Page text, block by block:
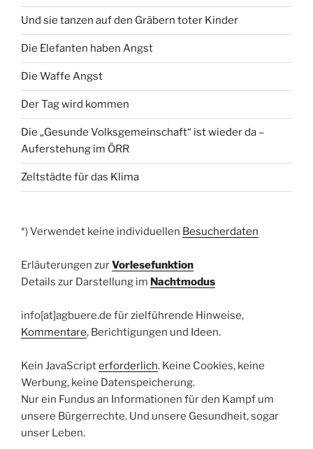
Und sie tanzen auf den Gräbern toter Kinder
Die Elefanten haben Angst
Die Waffe Angst
Der Tag wird kommen
Die „Gesunde Volksgemeinschaft“ ist wieder da –
Auferstehung im ÖRR
Zeltstädte für das Klima
*) Verwendet keine individuellen Besucherdaten
Erläuterungen zurVorlesefunktion
Details zur Darstellung im Nachtmodus
info[at]agbuere.de für zielführende Hinweise,
Kommentare, Berichtigungen und Ideen.
Kein JavaScripterforderlich. Keine Cookies, keine
Werbung, keine Datenspeicherung.
Nur ein Fundus an Informationen für den Kampf um
unsere Bürgerrechte. Und unsere Gesundheit, sogar
unser Leben.